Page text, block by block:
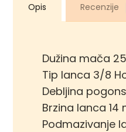
Opis Recenzije
Dužina mača
Tip lanca 3/8
Debljina
Brzina lanca 14
Podmazivanje